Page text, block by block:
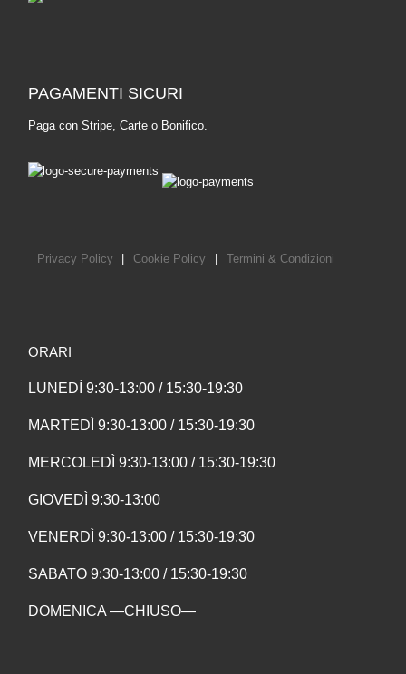
PAGAMENTI SICURI
Paga con Stripe, Carte o Bonifico.
Privacy Policy Cookie Policy Termini & Condizioni
ORARI
LUNEDÌ 9:30-13:00 / 15:30-19:30
MARTEDÌ 9:30-13:00 / 15:30-19:30
MERCOLEDÌ 9:30-13:00 / 15:30-19:30
GIOVEDÌ 9:30-13:00
VENERDÌ 9:30-13:00 / 15:30-19:30
SABATO 9:30-13:00 / 15:30-19:30
DOMENICA —CHIUSO—